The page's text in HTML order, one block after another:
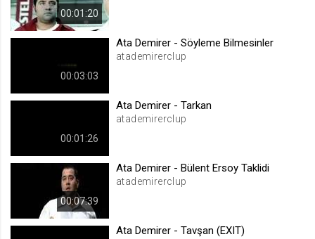
İsimsiz ziyaretçi için site içeriği
voteDislike*
İsimsiz ziyaretçi için site içeriği
beğenmeme
00:01:20
00:03:03
Ata Demirer - Söyleme Bilmesinler
atademirerclup
00:01:26
Ata Demirer - Tarkan
atademirerclup
00:07:39
Ata Demirer - Bülent Ersoy Taklidi
atademirerclup
Ata Demirer - Tavşan (EXIT)